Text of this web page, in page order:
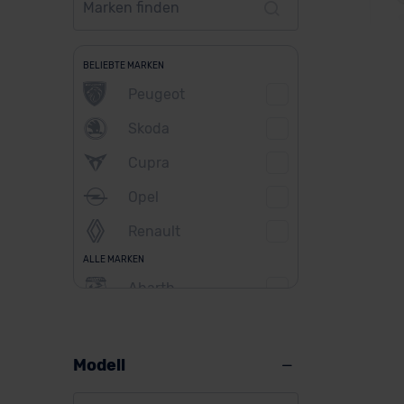
BELIEBTE MARKEN
Peugeot
Skoda
Cupra
Opel
Renault
ALLE MARKEN
Abarth
Modell